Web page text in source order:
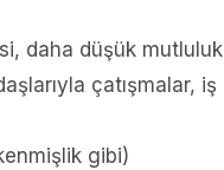
daha düşük
çatışmalar, iş
gibi)